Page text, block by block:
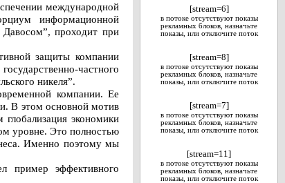
международной
информационной
Давосом”, проходит при
защиты компании
частного
никеля”.
компании. Ее
В этом основной мотив
экономики
уровне. Это полностью
Именно поэтому мы
пример эффективного
[stream=6]
в потоке отсутствуют показы
рекламных блоков, назначьте
показы, или отключите поток
[stream=8]
в потоке отсутствуют показы
рекламных блоков, назначьте
показы, или отключите поток
[stream=7]
в потоке отсутствуют показы
рекламных блоков, назначьте
показы, или отключите поток
[stream=11]
в потоке отсутствуют показы
рекламных блоков, назначьте
показы, или отключите поток